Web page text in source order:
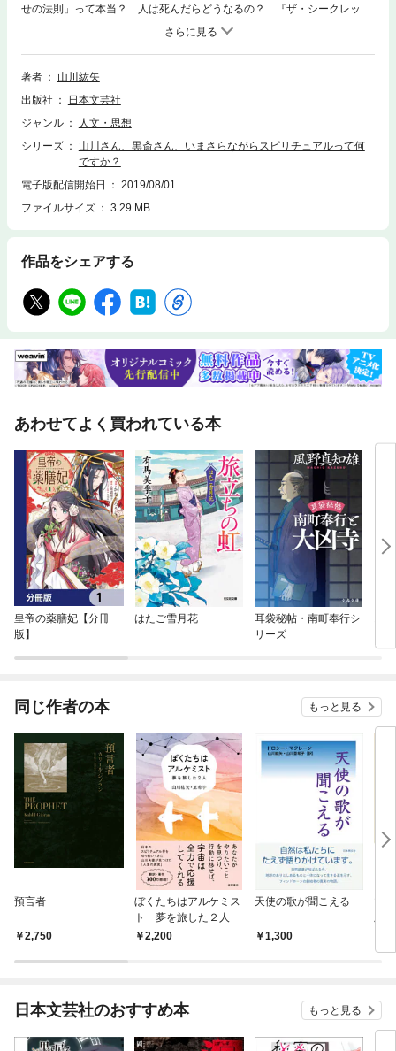
せの法則」って本当？ 人は死んだらどうなるの？ 『ザ・シークレッ
ト』をはじめ、累計700万部を超えるベストセラー翻訳家、山川紘矢・亜
希子夫妻と若手代表『あの世に聞いた、この世の仕組み』の雲 黒斎がホン
ネで話した、人生でいちばん大切なこと。山川紘矢・亜希子夫妻は、精神
世界の世界的ベストセラー、『聖なる予言』、『アルケミスト』、『ザ・
家です。一方、雲 黒斎先生は、『あの世に聞いた、この世の仕組み』がシ
リーズ15万部超、わかりやすい例えとユーモアあふれる語り口の人気ナン
な3人が、スピリチュアルの本質に、ズバリと真っ向から切り込みます。
著者
山川紘矢
出版社
日本文芸社
ジャンル
人文・思想
シリーズ
山川さん、黒斎さん、いまさらながらスピリチュアルって何
ですか？
電子版配信開始日
2019/08/01
ファイルサイズ
3.29 MB
作品をシェアする
あわせてよく買われている本
皇帝の薬膳妃【分冊
版】
はたご雪月花
耳袋秘帖・南町奉行シ
リーズ
同じ作者の本 もっと見る
預言者
2,750
ぼくたちはアルケミス
ト 夢を旅した２人
2,200
天使の歌が聞こえる
1,300
版
日本文芸社のおすすめ本 もっと見る